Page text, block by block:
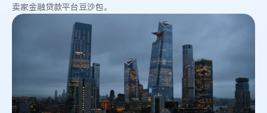
卖家金融贷款平台豆沙包。